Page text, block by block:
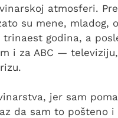
atmosferi.
su mene, mladog,
godina, a
i za ABC —
jer sam
da sam to pošteno i